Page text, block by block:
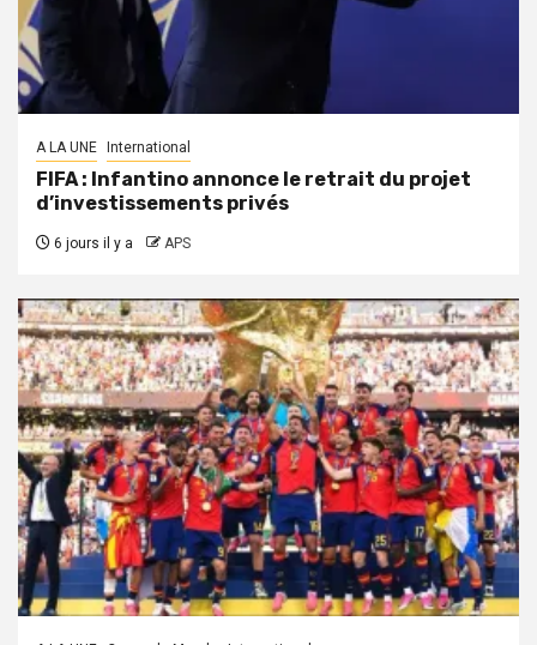
A LA UNE International
FIFA : Infantino annonce le retrait du projet
d’investissements privés
6 jours il y a APS